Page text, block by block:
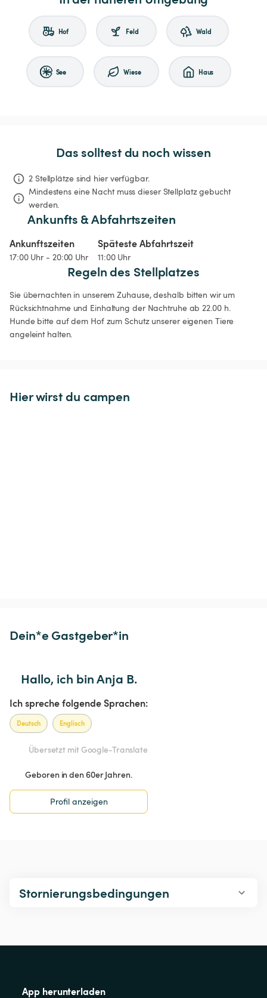
Hof Feld Wald
See Wiese Haus
Das solltest du noch wissen
2 Stellplätze sind hier verfügbar.
Mindestens eine Nacht muss dieser Stellplatz gebucht
werden.
Ankunfts & Abfahrtszeiten
Ankunftszeiten
17:00 Uhr - 20:00 Uhr
Späteste Abfahrtszeit
11:00 Uhr
Regeln des Stellplatzes
Sie übernachten in unserem Zuhause, deshalb bitten wir um
Rücksichtnahme und Einhaltung der Nachtruhe ab 22.00 h.
Hunde bitte auf dem Hof zum Schutz unserer eigenen Tiere
angeleint halten.
Hier wirst du campen
Dein*e Gastgeber*in
Hallo, ich bin Anja B.
Ich spreche folgende Sprachen:
Deutsch Englisch
Übersetzt mit Google-Translate
Geboren in den 60er Jahren.
Profil anzeigen
Stornierungsbedingungen
App herunterladen